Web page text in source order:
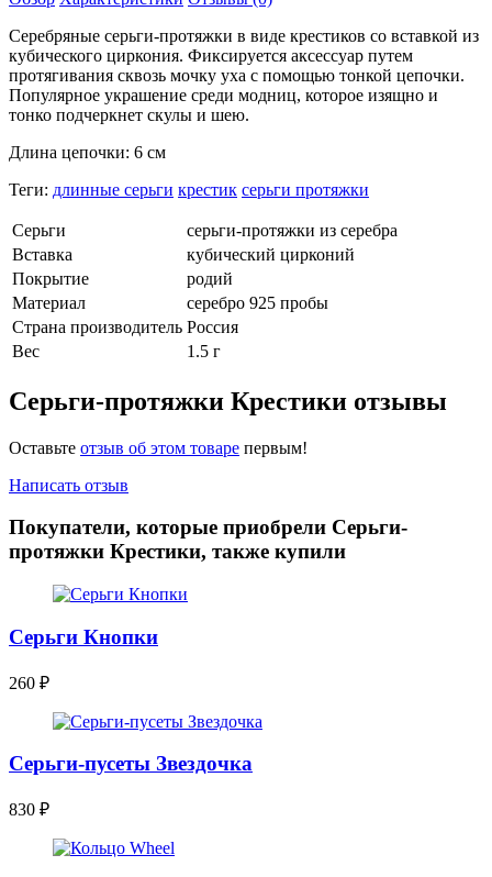
Серебряные серьги-протяжки в виде крестиков со вставкой из
кубического циркония. Фиксируется аксессуар путем
протягивания сквозь мочку уха с помощью тонкой цепочки.
Популярное украшение среди модниц, которое изящно и
тонко подчеркнет скулы и шею.
Длина цепочки: 6 см
Теги: длинные серьги крестик серьги протяжки
Серьги
серьги-протяжки из серебра
Вставка
кубический цирконий
Покрытие
родий
Материал
серебро 925 пробы
Страна производитель Россия
Вес
1.5 г
Серьги-протяжки Крестики отзывы
Оставьте отзыв об этом товаре первым!
Написать отзыв
Покупатели, которые приобрели Серьги-
протяжки Крестики, также купили
Серьги Кнопки
260 ₽
Серьги-пусеты Звездочка
830 ₽